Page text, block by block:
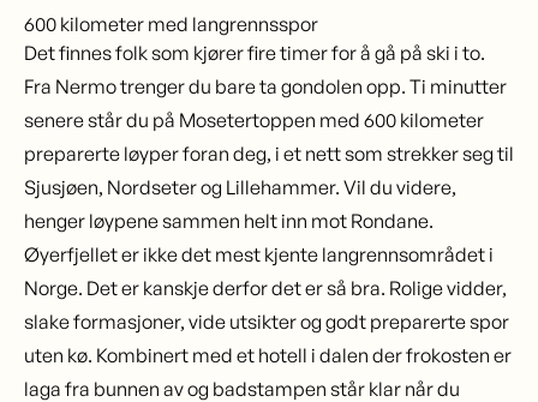
600 kilometer med langrennsspor
Det finnes folk som kjører fire timer for å gå på ski i to.
Fra Nermo trenger du bare ta gondolen opp. Ti minutter
senere står du på Mosetertoppen med 600 kilometer
preparerte løyper foran deg, i et nett som strekker seg til
Sjusjøen, Nordseter og Lillehammer. Vil du videre,
henger løypene sammen helt inn mot Rondane.
Øyerfjellet er ikke det mest kjente langrennsområdet i
Norge. Det er kanskje derfor det er så bra. Rolige vidder,
slake formasjoner, vide utsikter og godt preparerte spor
uten kø. Kombinert med et hotell i dalen der frokosten er
laga fra bunnen av og badstampen står klar når du